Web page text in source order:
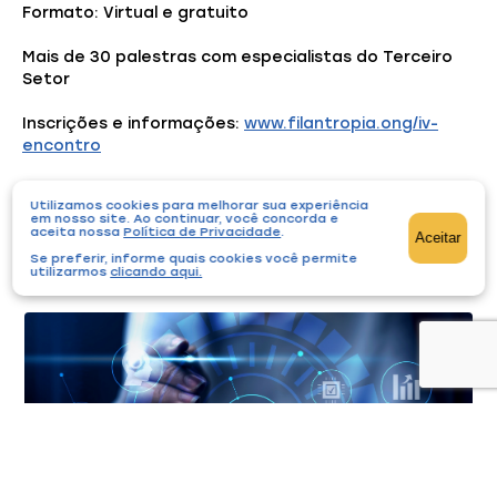
Utilizamos cookies para melhorar sua experiência
em nosso site. Ao continuar, você concorda e
aceita nossaPolítica de Privacidade
Se preferir, informe quais cookies você permite
utilizarmosclicando aqui
Aceitar
Formato: Virtual e gratuito
Mais de 30 palestras com especialistas do Terceiro
Setor
Inscrições e informações: www.filantropia.ong/iv-
encontro
Você também pode gostar